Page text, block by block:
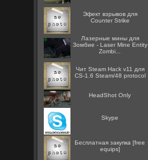
Эфект взрывов для
Counter Strike
Лазерные мины для
Зомбие - Laser Mine Entity
Zombi...
Чит Steam Hack v11 для
CS-1.6 Steam/48 protocol
HeadShot Only
Skype
Бесплатная закупка [free
equips]